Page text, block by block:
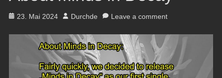
Posted
23. Mai 2024 Author
Durchde Leave a comment